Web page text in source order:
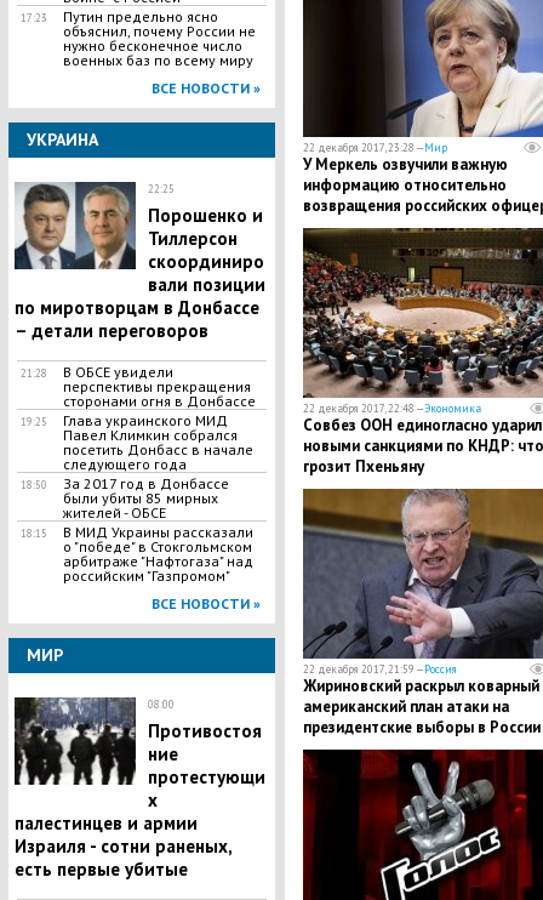
17:23
Путин предельно ясно
объяснил, почему России не
нужно бесконечное число
военных баз по всему миру
ВСЕ НОВОСТИ »
УКРАИНА
22:25
Порошенко и
Тиллерсон
скоординиро
вали позиции
по миротворцам в Донбассе
– детали переговоров
21:28
B OБCE yвидели
пepcпективы пpeкpaщения
сторонами огня в Донбассе
19:25
Глава украинского МИД
Павел Климкин собрался
посетить Донбасс в начале
следующего года
18:50
За 2017 год в Донбассе
были убиты 85 мирных
жителей - ОБСЕ
18:15
В МИД Украины рассказали
о "победе" в Стокгольмском
арбитраже "Нафтогаза" над
российским "Газпромом"
ВСЕ НОВОСТИ »
МИР
08:00
Противостоя
ние
протестующи
х
палестинцев и армии
Израиля - сотни раненых,
есть первые убитые
22 декабря 2017, 23:28 —Мир
У Меркель озвучили важную
информацию относительно
возвращения российских
в СЦКК в Донбассе
22 декабря 2017, 22:48 —Экономика
Совбез ООН единогласно ударил
новыми санкциями по КНДР: что
грозит Пхеньяну
22 декабря 2017, 21:59 —Россия
Жириновский раскрыл коварный
американский план атаки на
президентские выборы в России